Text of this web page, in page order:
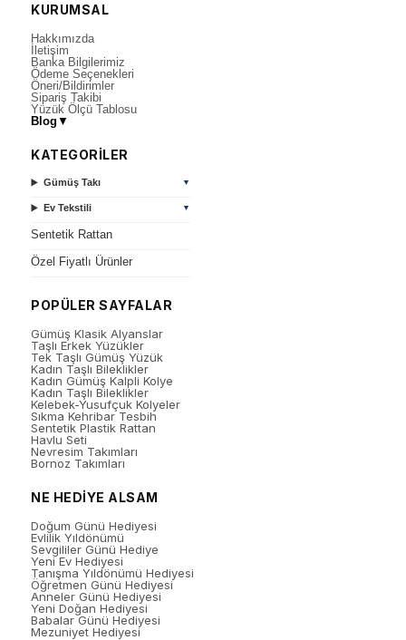
KURUMSAL
Hakkımızda
İletişim
Banka Bilgilerimiz
Ödeme Seçenekleri
Öneri/Bildirimler
Sipariş Takibi
Yüzük Ölçü Tablosu
Blog ▼
KATEGORİLER
Gümüş Takı ▼
Ev Tekstili ▼
Sentetik Rattan
Özel Fiyatlı Ürünler
POPÜLER SAYFALAR
Gümüş Klasik Alyanslar
Taşlı Erkek Yüzükler
Tek Taşlı Gümüş Yüzük
Kadın Taşlı Bileklikler
Kadın Gümüş Kalpli Kolye
Kadın Taşlı Bileklikler
Kelebek-Yusufçuk Kolyeler
Sıkma Kehribar Tesbih
Sentetik Plastik Rattan
Havlu Seti
Nevresim Takımları
Bornoz Takımları
NE HEDİYE ALSAM
Doğum Günü Hediyesi
Evlilik Yıldönümü
Sevgililer Günü Hediye
Yeni Ev Hediyesi
Tanışma Yıldönümü Hediyesi
Öğretmen Günü Hediyesi
Anneler Günü Hediyesi
Yeni Doğan Hediyesi
Babalar Günü Hediyesi
Mezuniyet Hediyesi